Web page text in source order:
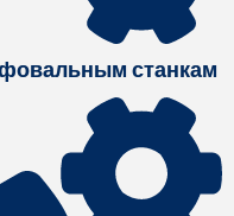
станкам